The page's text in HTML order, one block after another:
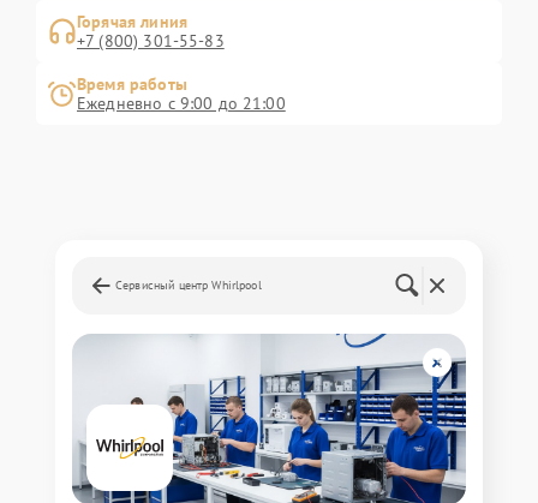
Горячая линия
+7 (800) 301-55-83
Время работы
Ежедневно с 9:00 до 21:00
Сервисный центр Whirlpool